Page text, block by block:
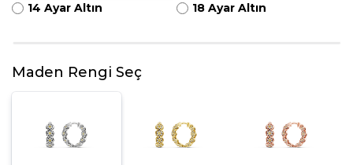
14 Ayar Altın 18 Ayar Altın
Maden Rengi Seç